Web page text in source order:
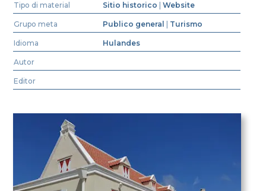
Tipo di material Sitio historico |Website
Grupo meta Publico general Turismo
Idioma Hulandes
Autor
Editor